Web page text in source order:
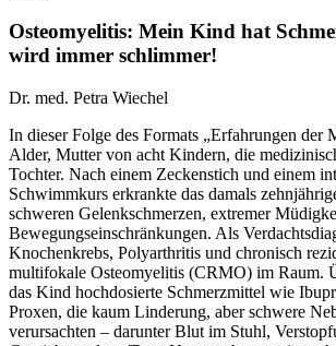
Osteomyelitis: Mein Kind hat
wird immer schlimmer!
Dr. med. Petra Wiechel
In dieser Folge des Formats „Erfahrungen der
Alder, Mutter von acht Kindern, die
Tochter. Nach einem Zeckenstich und einem
Schwimmkurs erkrankte das damals
schweren Gelenkschmerzen, extremer
Bewegungseinschränkungen. Als
Knochenkrebs, Polyarthritis und chronisch
multifokale Osteomyelitis (CRMO) im Raum.
das Kind hochdosierte Schmerzmittel wie
Proxen, die kaum Linderung, aber schwere
verursachten – darunter Blut im Stuhl,